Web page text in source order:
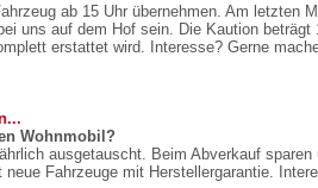
ab 15 Uhr übernehmen. Am letzten
uns auf dem Hof sein. Die Kaution beträgt
erstattet wird. Interesse? Gerne
Wohnmobil?
ausgetauscht. Beim Abverkauf sparen
Fahrzeuge mit Herstellergarantie.